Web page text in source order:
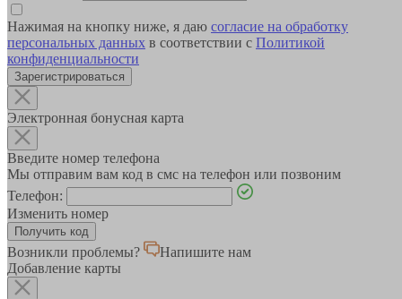
Нажимая на кнопку ниже, я даю согласие на обработку
персональных данных в соответствии с Политикой
конфиденциальности
Зарегистрироваться
Электронная бонусная карта
Введите номер телефона
Мы отправим вам код в смс на телефон или позвоним
Телефон:
Изменить номер
Возникли проблемы?
Напишите нам
Добавление карты